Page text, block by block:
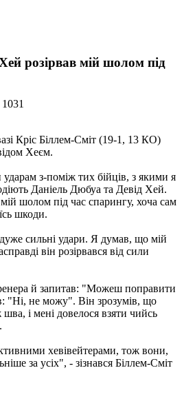
розірвав мій шолом під
1031
Кріс Біллем-Сміт (19-1, 13 КО)
Хеєм.
з-поміж тих бійців, з якими я
Даніель Дюбуа та Девід Хей.
шолом під час спарингу, хоча сам
шкоди.
сильні удари. Я думав, що мій
він розірвався від сили
й запитав: "Можеш поправити
"Ні, не можу". Він зрозумів, що
і мені довелося взяти чийсь
хевівейтерами, тож вони,
за усіх", - зізнався Біллем-Сміт